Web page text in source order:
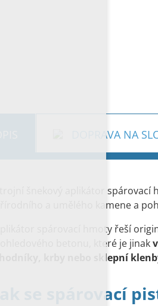
DOPRAVA NA
Strojní šnekový aplikátor
přírodního a umělého kamene a
Aplikátor spárovací hmoty řeší
pohledového betonu, které je jinak
chodníky, krby nebo sklepní
Jak se spárovací